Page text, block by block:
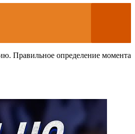
Правильное определение момента